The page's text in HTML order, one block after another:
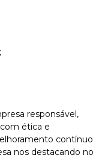
responsável,
ética e
contínuo
nos destacando no